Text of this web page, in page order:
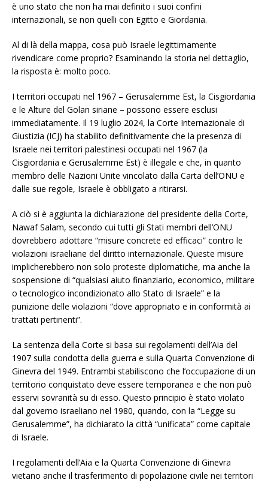
è uno stato che non ha mai definito i suoi confini
internazionali, se non quelli con Egitto e Giordania.
Al di là della mappa, cosa può Israele legittimamente
rivendicare come proprio? Esaminando la storia nel dettaglio,
la risposta è: molto poco.
I territori occupati nel 1967 – Gerusalemme Est, la Cisgiordania
e le Alture del Golan siriane – possono essere esclusi
immediatamente. Il 19 luglio 2024, la Corte Internazionale di
Giustizia (ICJ) ha stabilito definitivamente che la presenza di
Israele nei territori palestinesi occupati nel 1967 (la
Cisgiordania e Gerusalemme Est) è illegale e che, in quanto
membro delle Nazioni Unite vincolato dalla Carta dell’ONU e
dalle sue regole, Israele è obbligato a ritirarsi.
A ciò si è aggiunta la dichiarazione del presidente della Corte,
Nawaf Salam, secondo cui tutti gli Stati membri dell’ONU
dovrebbero adottare “misure concrete ed efficaci” contro le
violazioni israeliane del diritto internazionale. Queste misure
implicherebbero non solo proteste diplomatiche, ma anche la
sospensione di “qualsiasi aiuto finanziario, economico, militare
o tecnologico incondizionato allo Stato di Israele” e la
punizione delle violazioni “dove appropriato e in conformità ai
trattati pertinenti”.
La sentenza della Corte si basa sui regolamenti dell’Aia del
1907 sulla condotta della guerra e sulla Quarta Convenzione di
Ginevra del 1949. Entrambi stabiliscono che l’occupazione di un
territorio conquistato deve essere temporanea e che non può
esservi sovranità su di esso. Questo principio è stato violato
dal governo israeliano nel 1980, quando, con la “Legge su
Gerusalemme”, ha dichiarato la città “unificata” come capitale
di Israele.
I regolamenti dell’Aia e la Quarta Convenzione di Ginevra
vietano anche il trasferimento di popolazione civile nei territori